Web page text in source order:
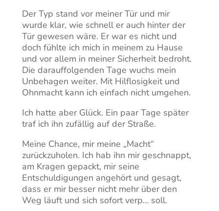
Der Typ stand vor meiner Tür und mir
wurde klar, wie schnell er auch hinter der
Tür gewesen wäre. Er war es nicht und
doch fühlte ich mich in meinem zu Hause
und vor allem in meiner Sicherheit bedroht.
Die darauffolgenden Tage wuchs mein
Unbehagen weiter. Mit Hilflosigkeit und
Ohnmacht kann ich einfach nicht umgehen.
Ich hatte aber Glück. Ein paar Tage später
traf ich ihn zufällig auf der Straße.
Meine Chance, mir meine „Macht“
zurückzuholen. Ich hab ihn mir geschnappt,
am Kragen gepackt, mir seine
Entschuldigungen angehört und gesagt,
dass er mir besser nicht mehr über den
Weg läuft und sich sofort verp… soll.